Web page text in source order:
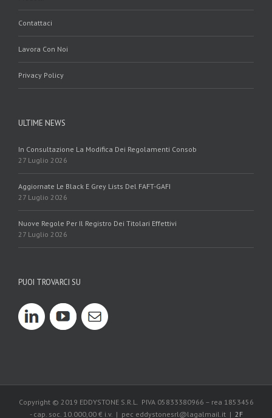
Contattaci
Lavora Con Noi
Privacy Policy
ULTIME NEWS
In Consultazione La Modifica Dei Regolamenti Consob
27 Luglio 2026
Aggiornate Le Black E Grey Lists Del FAFT-GAFI
27 Luglio 2026
Nuove Regole Per Il Registro Dei Titolari Effettivi
27 Luglio 2026
PUOI TROVARCI SU
Copyright © 2019 EDDYSTONE S.R.L. PIVA 05833380966 – rea 1853456
- cap. soc. 10.000,00 € i.v. | pec eddystonesrl@lagalmail.it | 2F